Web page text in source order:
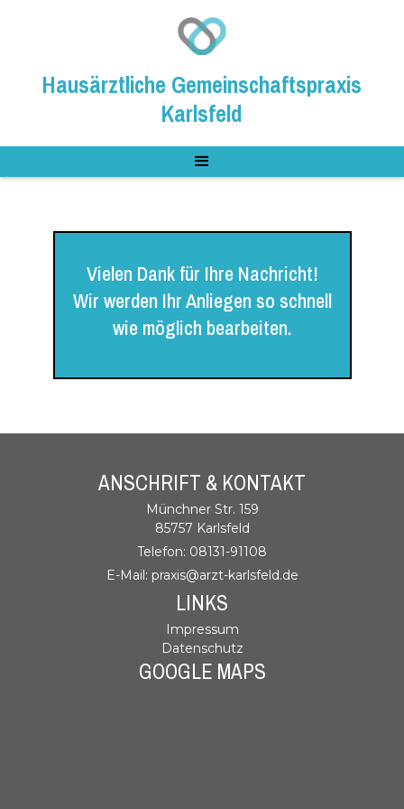
Hausärztliche Gemeinschaftspraxis
Karlsfeld
Vielen Dank für Ihre Nachricht!
Wir werden Ihr Anliegen so schnell
wie möglich bearbeiten.
ANSCHRIFT & KONTAKT
Münchner Str. 159
85757 Karlsfeld
Telefon: 08131-91108
E-Mail: praxis@arzt-karlsfeld.de
LINKS
Impressum
Datenschutz
GOOGLE MAPS